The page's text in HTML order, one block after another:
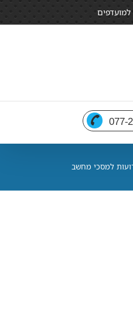
077-
למסכי מחשב